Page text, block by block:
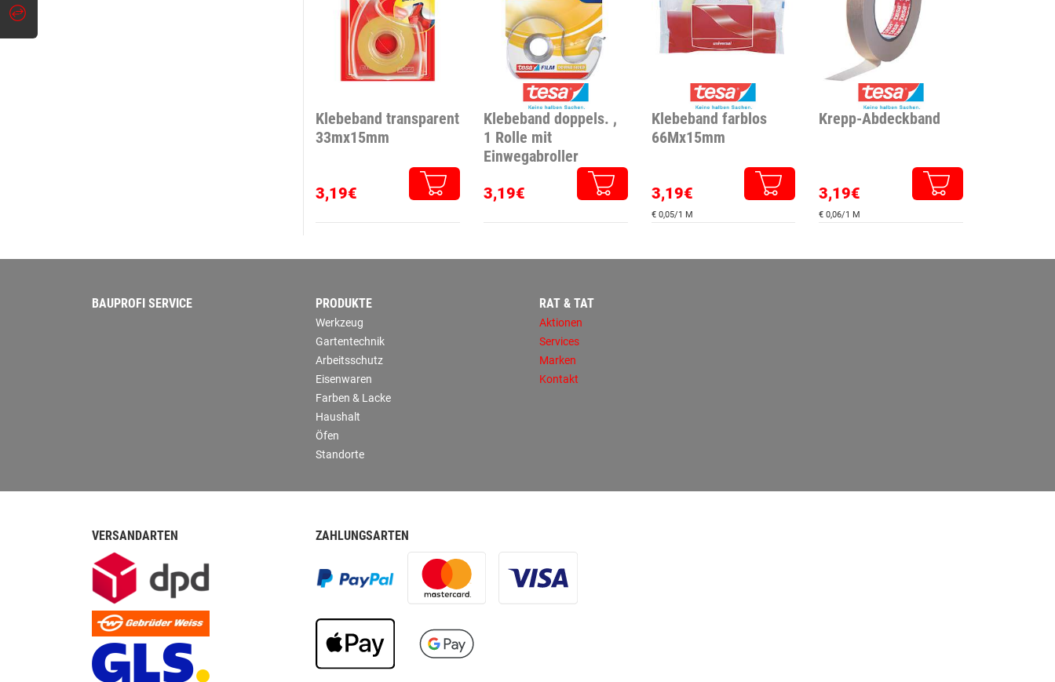
Klebeband transparent
33mx15mm
3,19€
Klebeband doppels. ,
1 Rolle mit
Einwegabroller
3,19€
Klebeband farblos
66Mx15mm
3,19€
€ 0,05/1 M
Krepp-Abdeckband
3,19€
€ 0,06/1 M
BAUPROFI SERVICE PRODUKTE
Werkzeug
Gartentechnik
Arbeitsschutz
Eisenwaren
Farben & Lacke
Haushalt
Öfen
Standorte
RAT & TAT
Aktionen
Services
Marken
Kontakt
VERSANDARTEN ZAHLUNGSARTEN